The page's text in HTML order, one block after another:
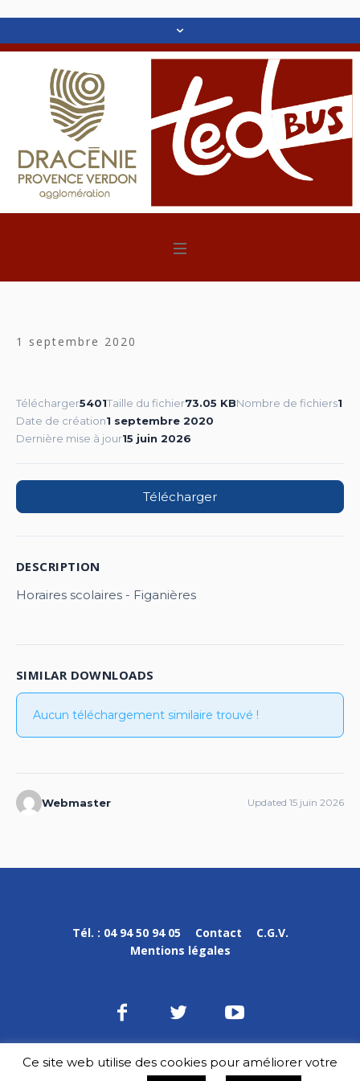
1 septembre 2020
Télécharger5401Taille du fichier73.05 KBNombre de fichiers1
Date de création1 septembre 2020
Dernière mise à jour15 juin 2026
Télécharger
DESCRIPTION
Horaires scolaires - Figanières
SIMILAR DOWNLOADS
Aucun téléchargement similaire trouvé !
Webmaster Updated 15 juin 2026
Tél. : 04 94 50 94 05 Contact
C.G.V.
Mentions légales
DPVa © 2020-2023 / Tous droits réservés
Ce site web utilise des cookies pour améliorer votre